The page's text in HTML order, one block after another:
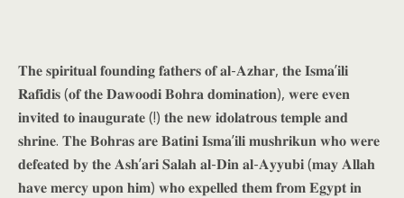
𝐓𝐡𝐞 𝐬𝐩𝐢𝐫𝐢𝐭𝐮𝐚𝐥 𝐟𝐨𝐮𝐧𝐝𝐢𝐧𝐠 𝐟𝐚𝐭𝐡𝐞𝐫𝐬 𝐨𝐟 𝐚𝐥-𝐀𝐳𝐡𝐚𝐫, 𝐭𝐡𝐞 𝐈𝐬𝐦𝐚’𝐢𝐥𝐢
𝐑𝐚𝐟𝐢𝐝𝐢𝐬 (𝐨𝐟 𝐭𝐡𝐞 𝐃𝐚𝐰𝐨𝐨𝐝𝐢 𝐁𝐨𝐡𝐫𝐚 𝐝𝐨𝐦𝐢𝐧𝐚𝐭𝐢𝐨𝐧), 𝐰𝐞𝐫𝐞 𝐞𝐯𝐞𝐧
𝐢𝐧𝐯𝐢𝐭𝐞𝐝 𝐭𝐨 𝐢𝐧𝐚𝐮𝐠𝐮𝐫𝐚𝐭𝐞 (!) 𝐭𝐡𝐞 𝐧𝐞𝐰 𝐢𝐝𝐨𝐥𝐚𝐭𝐫𝐨𝐮𝐬 𝐭𝐞𝐦𝐩𝐥𝐞 𝐚𝐧𝐝
𝐬𝐡𝐫𝐢𝐧𝐞. 𝐓𝐡𝐞 𝐁𝐨𝐡𝐫𝐚𝐬 𝐚𝐫𝐞 𝐁𝐚𝐭𝐢𝐧𝐢 𝐈𝐬𝐦𝐚’𝐢𝐥𝐢 𝐦𝐮𝐬𝐡𝐫𝐢𝐤𝐮𝐧 𝐰𝐡𝐨 𝐰𝐞𝐫𝐞
𝐝𝐞𝐟𝐞𝐚𝐭𝐞𝐝 𝐛𝐲 𝐭𝐡𝐞 𝐀𝐬𝐡’𝐚𝐫𝐢 𝐒𝐚𝐥𝐚𝐡 𝐚𝐥-𝐃𝐢𝐧 𝐚𝐥-𝐀𝐲𝐲𝐮𝐛𝐢 (𝐦𝐚𝐲 𝐀𝐥𝐥𝐚𝐡
𝐡𝐚𝐯𝐞 𝐦𝐞𝐫𝐜𝐲 𝐮𝐩𝐨𝐧 𝐡𝐢𝐦) 𝐰𝐡𝐨 𝐞𝐱𝐩𝐞𝐥𝐥𝐞𝐝 𝐭𝐡𝐞𝐦 𝐟𝐫𝐨𝐦 𝐄𝐠𝐲𝐩𝐭 𝐢𝐧